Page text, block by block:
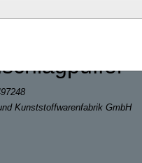
Kunststoffwarenfabrik GmbH